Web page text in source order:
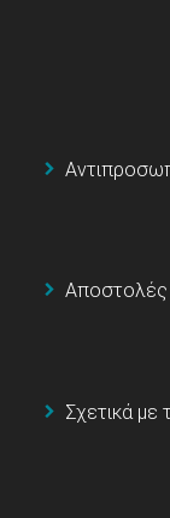
Αποστολές
Σχετικά με